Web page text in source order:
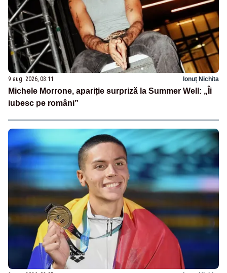
9 aug. 2026, 08:11 Ionuț Nichita
Michele Morrone, apariție surpriză la Summer Well: „Îi
iubesc pe români”